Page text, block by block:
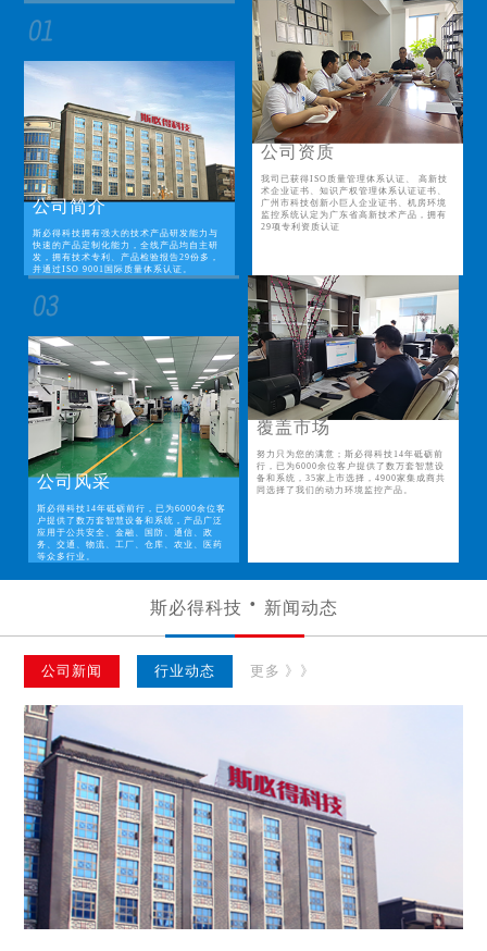
公司简介
斯必得科技拥有强大的技术产品研发能力与
快速的产品定制化能力，全线产品均自主研
发，拥有技术专利、产品检验报告29份多，
并通过ISO 9001国际质量体系认证。
公司资质
我司已获得ISO质量管理体系认证、 高新技
术企业证书、知识产权管理体系认证证书、
广州市科技创新小巨人企业证书、机房环境
监控系统认定为广东省高新技术产品，拥有
29项专利资质认证
公司风采
斯必得科技14年砥砺前行，已为6000余位客
户提供了数万套智慧设备和系统，产品广泛
应用于公共安全、金融、国防、通信、政
务、交通、物流、工厂、仓库、农业、医药
等众多行业。
覆盖市场
努力只为您的满意；斯必得科技14年砥砺前
行，已为6000余位客户提供了数万套智慧设
备和系统，35家上市选择，4900家集成商共
同选择了我们的动力环境监控产品。
斯必得科技 新闻动态
公司新闻 行业动态 更多 》》